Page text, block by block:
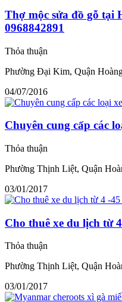
Thợ mộc sửa đồ gỗ tại
0968842891
Thỏa thuận
Phường Đại Kim, Quận
04/07/2016
Chuyên cung cấp các
Thỏa thuận
Phường Thịnh Liệt, Quận
03/01/2017
Cho thuê xe du lịch từ
Thỏa thuận
Phường Thịnh Liệt, Quận
03/01/2017